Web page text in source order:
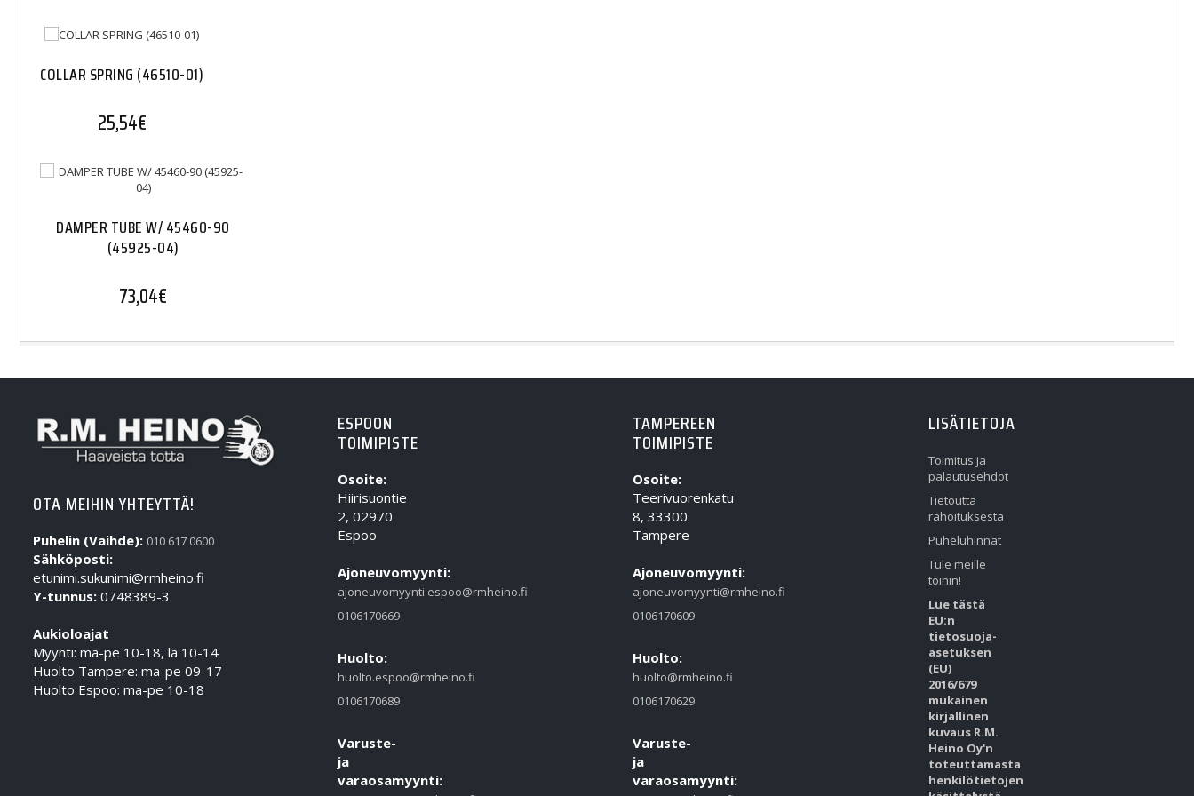
COLLAR SPRING (46510-01)
25,54€
DAMPER TUBE W/ 45460-90
(45925-04)
73,04€
OTA MEIHIN YHTEYTTÄ!
Puhelin (Vaihde): 010 617 0600
Sähköposti:
etunimi.sukunimi@rmheino.fi
Y-tunnus: 0748389-3
Aukioloajat
Myynti: ma-pe 10-18, la 10-14
Huolto Tampere: ma-pe 09-17
Huolto Espoo: ma-pe 10-18
ESPOON
TOIMIPISTE
Osoite:
Hiirisuontie
2, 02970
Espoo
Ajoneuvomyynti:
ajoneuvomyynti.espoo@rmheino.fi
0106170669
Huolto:
huolto.espoo@rmheino.fi
0106170689
Varuste-
ja
varaosamyynti:
TAMPEREEN
TOIMIPISTE
Osoite:
Teerivuorenkatu
8, 33300
Tampere
Ajoneuvomyynti:
ajoneuvomyynti@rmheino.fi
0106170609
Huolto:
huolto@rmheino.fi
0106170629
Varuste-
ja
varaosamyynti:
LISÄTIETOJA
Toimitus ja
palautusehdot
Tietoutta
rahoituksesta
Puheluhinnat
Tule meille
töihin!
Lue tästä
EU:n
tietosuoja-
asetuksen
(EU)
2016/679
mukainen
kirjallinen
kuvaus R.M.
Heino Oy'n
toteuttamasta
henkilötietojen